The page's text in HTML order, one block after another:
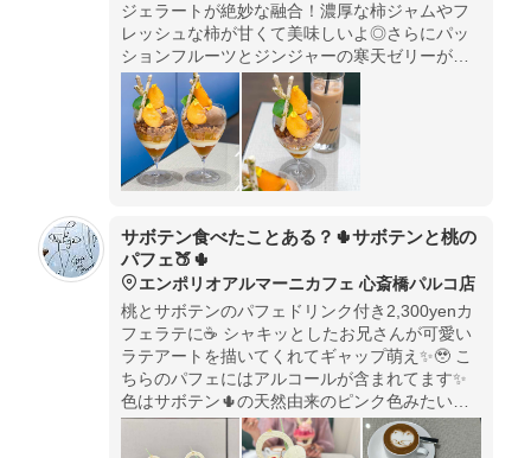
ジェラートが絶妙な融合！濃厚な柿ジャムやフ
レッシュな柿が甘くて美味しいよ◎さらにパッ
ションフルーツとジンジャーの寒天ゼリーが爽
やかな味わい！メープルと胡桃のクランブルは
食感のアクセントになっているの♪
サボテン食べたことある？🌵サボテンと桃の
パフェ🍑🌵
エンポリオアルマーニカフェ 心斎橋パルコ店
桃とサボテンのパフェドリンク付き2,300yenカ
フェラテに☕️ シャキッとしたお兄さんが可愛い
ラテアートを描いてくれてギャップ萌え✨🥹 こ
ちらのパフェにはアルコールが含まれてます✨
色はサボテン🌵の天然由来のピンク色みたいで
す！生臭感ゼロ！本当にこれサボテン？ て思う
くらい美味しかった💕